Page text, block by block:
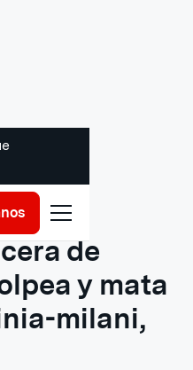
legales
de
y mata
milani,